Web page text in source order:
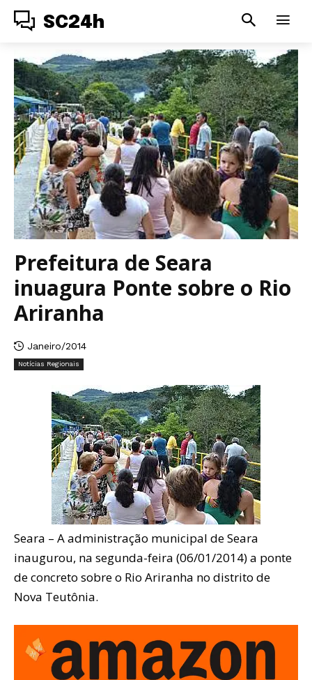
SC24h
Prefeitura de Seara
inuagura Ponte sobre o Rio
Ariranha
Janeiro/2014
Notícias Regionais
Seara – A administração municipal de Seara
inaugurou, na segunda-feira (06/01/2014) a ponte
de concreto sobre o Rio Ariranha no distrito de
Nova Teutônia.